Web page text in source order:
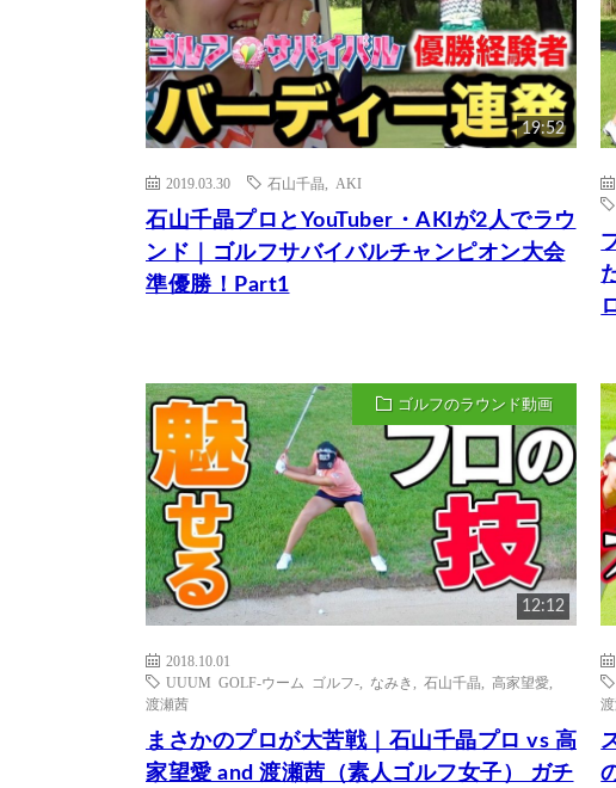
19:52
2019.03.30 石山千晶 AKI
石山千晶プロとYouTuber・AKIが2人でラウ
ンド｜ゴルフサバイバルチャンピオン大会
準優勝！Part1
ゴルフのラウンド動画
12:12
2018.10.01
UUUM GOLF-ウーム ゴルフ-
なみき 石山千晶 高家望愛
渡瀬茜
まさかのプロが大苦戦｜石山千晶プロ vs 高
家望愛 and 渡瀬茜（素人ゴルフ女子） ガチ